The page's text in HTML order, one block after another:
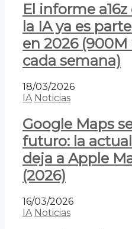
El informe
la IA ya es
en 2026 (900M
cada semana)
18/03/2026
IA Noticias
Google Maps
futuro: la
deja a Apple
(2026)
16/03/2026
IA Noticias